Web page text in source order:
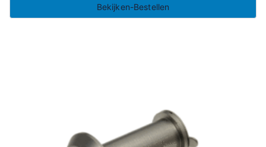
Bekijken-Bestellen